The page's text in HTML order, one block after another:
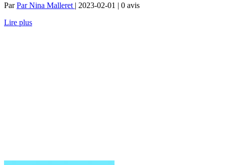
ParPar Nina Malleret | 2023-02-01 | 0 avis
Lire plus